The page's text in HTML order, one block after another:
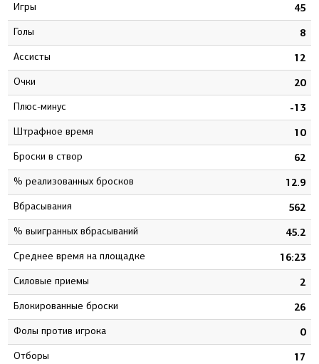
Игры 45
Голы 8
Ассисты 12
Очки 20
Плюс-минус -13
штрафное время 10
Броски в створ 62
% реализованных бросков 12.9
Вбрасывания 562
% выигранных вбрасываний 45.2
Среднее время на площадке 16:23
Силовые приемы 2
Блокированные броски 26
Фолы против игрока 0
Отборы 17